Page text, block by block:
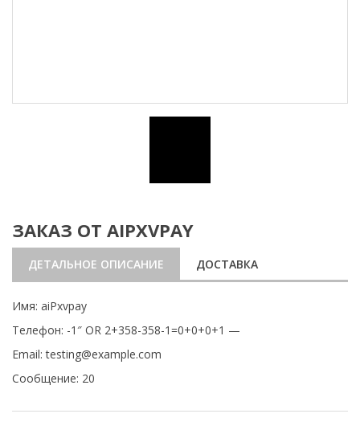
ЗАКАЗ ОТ AIPXVPAY
ДЕТАЛЬНОЕ ОПИСАНИЕ ДОСТАВКА
Имя: aiPxvpay
Телефон: -1″ OR 2+358-358-1=0+0+0+1 —
Email: testing@example.com
Сообщение: 20